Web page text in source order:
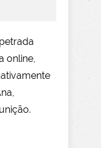
online,